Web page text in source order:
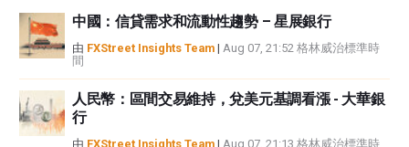
中國：信貸需求和流動性趨勢 – 星展銀行
由 FXStreet Insights Team | Aug 07, 21:52 格林威治標準時
間
人民幣：區間交易維持，兌美元基調看漲 - 大華銀
行
由 FXStreet Insights Team | Aug 07, 21:13 格林威治標準時